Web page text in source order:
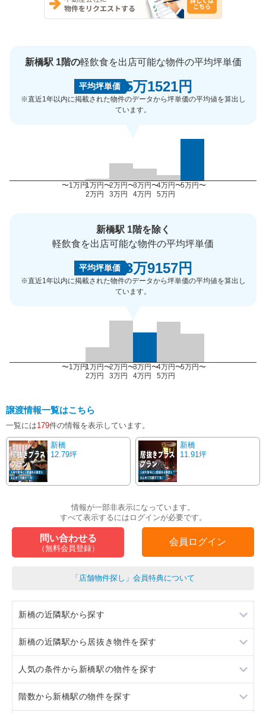
新橋駅 1階の軽飲食を出店可能な物件の平均坪単価
平均坪単価 5万1521円
※直近1年以内に掲載された物件のデータから坪単価の平均値を算出し
ています。
〜1万円1万円〜
2万円
2万円〜
3万円
3万円〜
4万円
4万円〜
5万円
5万円〜
新橋駅 1階を除く
軽飲食を出店可能な物件の平均坪単価
平均坪単価 3万9157円
※直近1年以内に掲載された物件のデータから坪単価の平均値を算出し
ています。
〜1万円1万円〜
2万円
2万円〜
3万円
3万円〜
4万円
4万円〜
5万円
5万円〜
譲渡情報一覧はこちら
一覧には179件の情報を表示しています。
新橋
12.79坪
新橋
11.91坪
情報が一部非表示になっています。
すべて表示するにはログインが必要です。
問い合わせる
（無料会員登録）
会員ログイン
「店舗物件探し」会員特典について
新橋の近隣駅から探す
汐留
浜松町
有楽町
新橋の近隣駅から居抜き物件を探す
汐留
浜松町
人気の条件から新橋駅の物件を探す
居抜き
階数から新橋駅の物件を探す